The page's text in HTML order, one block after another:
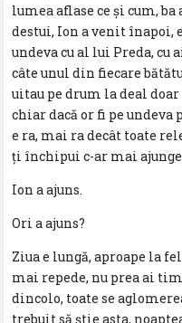
lumea aflase ce şi cum, ba
destui, Ion a venit înapoi,
undeva cu al lui Preda, cu
câte unul din fiecare
uitau pe drum la deal
chiar dacă or fi pe
e ra, mai ra decât toate
ţi închipui c-ar mai
Ion a ajuns.
Ori a ajuns?
Ziua e lungă, aproape la
mai repede, nu prea ai
dincolo, toate se
trebuit să ştie asta,